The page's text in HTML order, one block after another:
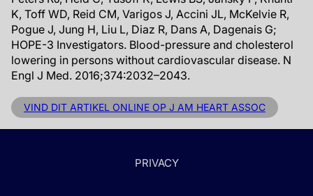
K, Toff WD, Reid CM, Varigos J, Accini JL, McKelvie R,
Pogue J, Jung H, Liu L, Diaz R, Dans A, Dagenais G;
HOPE-3 Investigators. Blood-pressure and cholesterol
lowering in persons without cardiovascular disease. N
Engl J Med. 2016;374:2032–2043.
VIND DIT ARTIKEL ONLINE OP J AM HEART ASSOC
PRIVACY